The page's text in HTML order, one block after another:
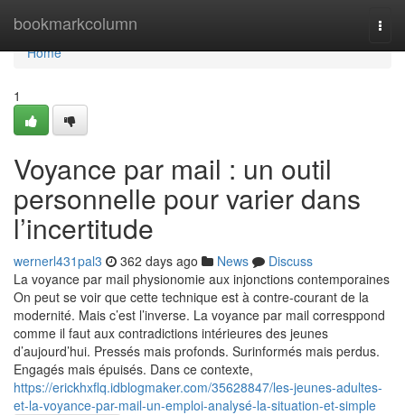
bookmarkcolumn
Home
Home
1
Voyance par mail : un outil
personnelle pour varier dans
l’incertitude
wernerl431pal3 362 days ago News
Discuss
La voyance par mail physionomie aux injonctions contemporaines
On peut se voir que cette technique est à contre-courant de la
modernité. Mais c’est l’inverse. La voyance par mail corresppond
comme il faut aux contradictions intérieures des jeunes
d’aujourd’hui. Pressés mais profonds. Surinformés mais perdus.
Engagés mais épuisés. Dans ce contexte,
https://erickhxflq.idblogmaker.com/35628847/les-jeunes-adultes-
et-la-voyance-par-mail-un-emploi-analysé-la-situation-et-simple